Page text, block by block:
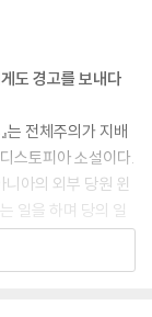
도 경고를 보내다
는 전체주의가 지배
스토피아 소설이다.
니아의 외부 당원 윈
일을 하며 당의 일
하고 개인의 모든
당에 의문을 품고